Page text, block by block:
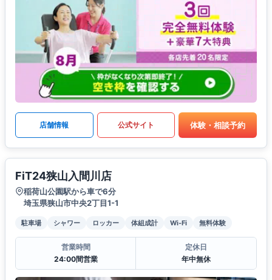
店舗情報 公式サイト 体験・相談予約
FiT24狭山入間川店
稲荷山公園駅から車で6分
埼玉県狭山市中央2丁目1-1
駐車場 シャワー ロッカー 体組成計 Wi-Fi 無料体験
営業時間
24:00間営業
定休日
年中無休